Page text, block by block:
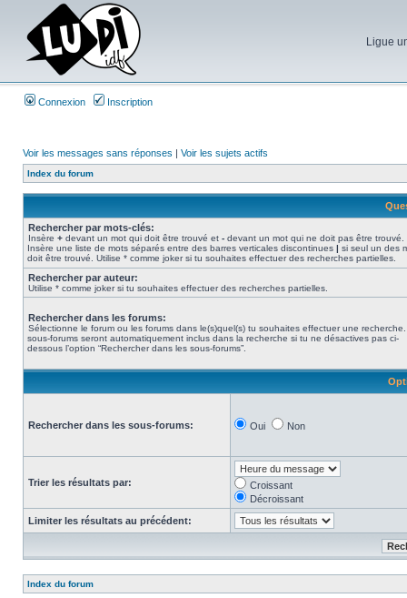
Ligue
Connexion Inscription
Voir les messages sans réponses | Voir les sujets actifs
Index du forum
Rechercher par mots-clés:
Insère + devant un mot qui doit être trouvé et - devant un mot qui ne doit pas être trouvé.
Insère une liste de mots séparés entre des barres verticales discontinues | si seul un des
doit être trouvé. Utilise * comme joker si tu souhaites effectuer des recherches partielles.
Rechercher par auteur:
Utilise * comme joker si tu souhaites effectuer des recherches partielles.
Rechercher dans les forums:
Sélectionne le forum ou les forums dans le(s)quel(s) tu souhaites effectuer une
sous-forums seront automatiquement inclus dans la recherche si tu ne désactives pas ci-
dessous l’option “Rechercher dans les sous-forums”.
Rechercher dans les sous-forums: Oui Non
Trier les résultats par:
Croissant
Décroissant
Limiter les résultats au précédent:
Index du forum